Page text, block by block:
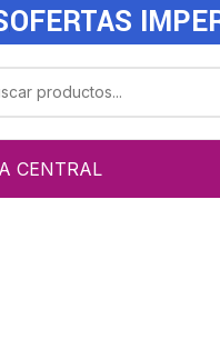
OFERTAS
CENTRAL